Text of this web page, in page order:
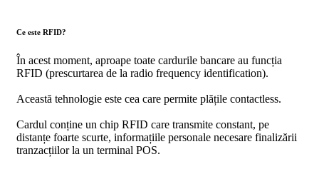
Ce este RFID?
În acest moment, aproape toate cardurile bancare au funcția
RFID (prescurtarea de la radio frequency identification).
Această tehnologie este cea care permite plățile contactless.
Cardul conține un chip RFID care transmite constant, pe
distanțe foarte scurte, informațiile personale necesare finalizării
tranzacțiilor la un terminal POS.